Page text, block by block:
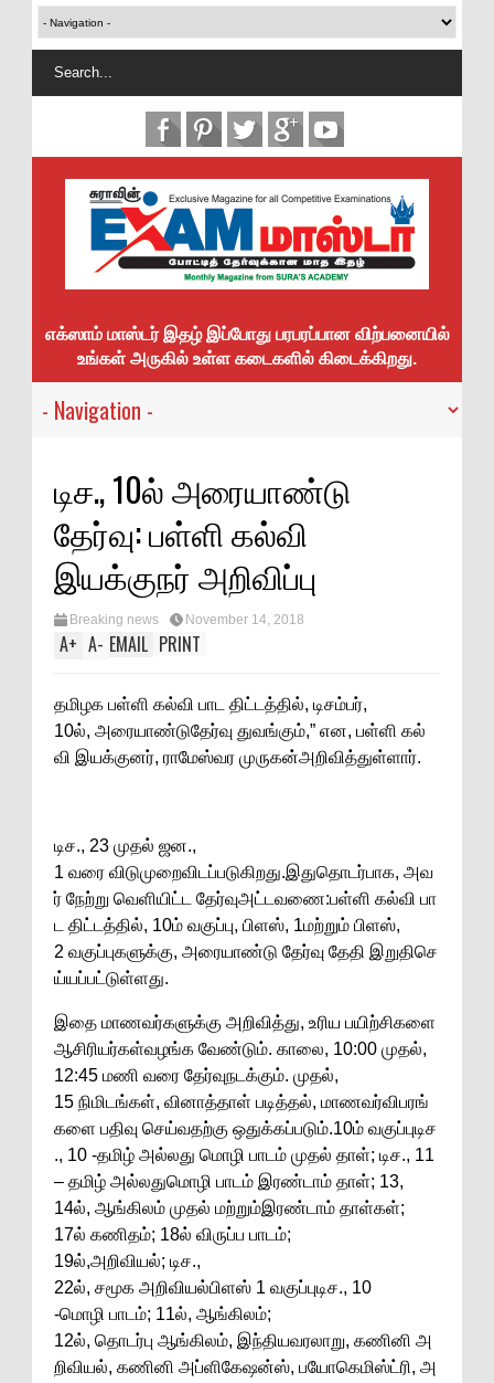
எக்ஸாம் மாஸ்டர் இதழ் இப்போது பரபரப்பான விற்பனையில்
உங்கள் அருகில் உள்ள கடைகளில் கிடைக்கிறது.
டிச., 10ல் அரையாண்டு
தேர்வு: பள்ளி கல்வி
இயக்குநர் அறிவிப்பு
Breaking news November 14, 2018
A+ A- EMAIL PRINT
தமிழக பள்ளி கல்வி பாட திட்டத்தில், டிசம்பர்,
10ல், அரையாண்டுதேர்வு துவங்கும்,” என, பள்ளி கல்
வி இயக்குனர், ராமேஸ்வர முருகன்அறிவித்துள்ளார்.
டிச., 23 முதல் ஜன.,
1 வரை விடுமுறைவிடப்படுகிறது.இதுதொடர்பாக, அவ
ர் நேற்று வெளியிட்ட தேர்வுஅட்டவணை:பள்ளி கல்வி பா
ட திட்டத்தில், 10ம் வகுப்பு, பிளஸ், 1மற்றும் பிளஸ்,
2 வகுப்புகளுக்கு, அரையாண்டு தேர்வு தேதி இறுதிசெ
ய்யப்பட்டுள்ளது.
இதை மாணவர்களுக்கு அறிவித்து, உரிய பயிற்சிகளை
ஆசிரியர்கள்வழங்க வேண்டும். காலை, 10:00 முதல்,
12:45 மணி வரை தேர்வுநடக்கும். முதல்,
15 நிமிடங்கள், வினாத்தாள் படித்தல், மாணவர்விபரங்
களை பதிவு செய்வதற்கு ஒதுக்கப்படும்.10ம் வகுப்புடிச
., 10 -தமிழ் அல்லது மொழி பாடம் முதல் தாள்; டிச., 11
– தமிழ் அல்லதுமொழி பாடம் இரண்டாம் தாள்; 13,
14ல், ஆங்கிலம் முதல் மற்றும்இரண்டாம் தாள்கள்;
17ல் கணிதம்; 18ல் விருப்ப பாடம்;
19ல்,அறிவியல்; டிச.,
22ல், சமூக அறிவியல்பிளஸ் 1 வகுப்புடிச., 10
-மொழி பாடம்; 11ல், ஆங்கிலம்;
12ல், தொடர்பு ஆங்கிலம், இந்தியவரலாறு, கணினி அ
றிவியல், கணினி அப்ளிகேஷன்ஸ், பயோகெமிஸ்ட்ரி, அ